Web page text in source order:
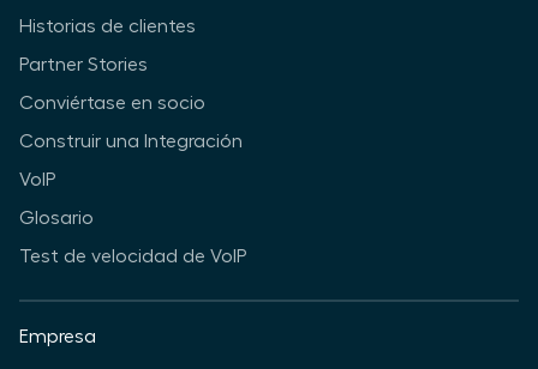
Historias de clientes
Partner Stories
Conviértase en socio
Construir una Integración
VoIP
Glosario
Test de velocidad de VoIP
Empresa